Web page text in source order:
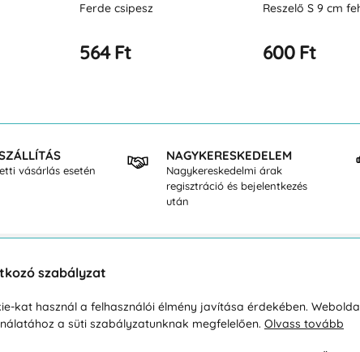
Reszelő S 9 cm fehér
600 Ft
Reszelő S 9 cm
600 Ft
vásárlás esetén
NAGYKERESKEDELEM
Nagykereskedelmi árak
regisztráció és bejelentkezés
után
ig
Reklamáció / Áru visszaküldése
szabályzat
kat használ a felhasználói élmény javítása érdekében.
a süti szabályzatunknak megfelelően. Olvass tovább